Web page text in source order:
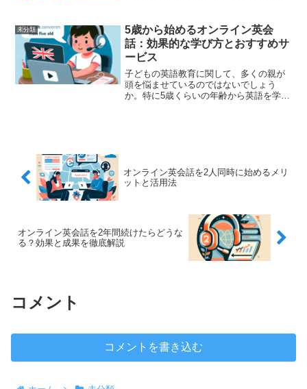
的な方法やプログラム選びのポイントを
解説します。オンライン...
未分類
5歳から始めるオンライン英会
話：効果的な学び方とおすすめサ
ービス
子どもの英語教育に関して、多くの親が
頭を悩ませているのではないでしょう
か。特に5歳くらいの年齢から英語を学ば
オンライン英会話を2人同時に始めるメリ
ットと活用法
オンライン英会話を2年間続けたらどうな
る？効果と成果を徹底解説
コメント
コメントを書き込む